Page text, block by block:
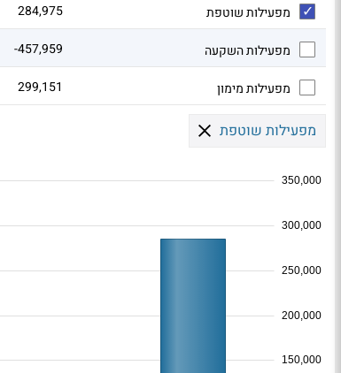
מפעילות שוטפת 284,975
מפעילות השקעה -457,959
מפעילות מימון 299,151
מפעילות שוטפת
150,000
200,000
250,000
300,000
350,000